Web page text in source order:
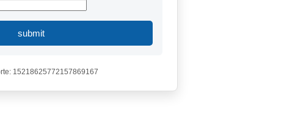
submit
15218625772157869167